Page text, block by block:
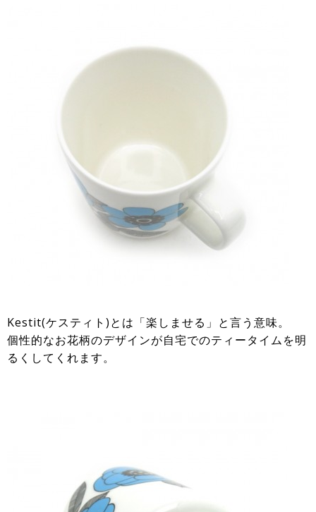
Kestit(ケスティト)とは「楽しませる」と言う意味。
個性的なお花柄のデザインが自宅でのティータイムを明
るくしてくれます。